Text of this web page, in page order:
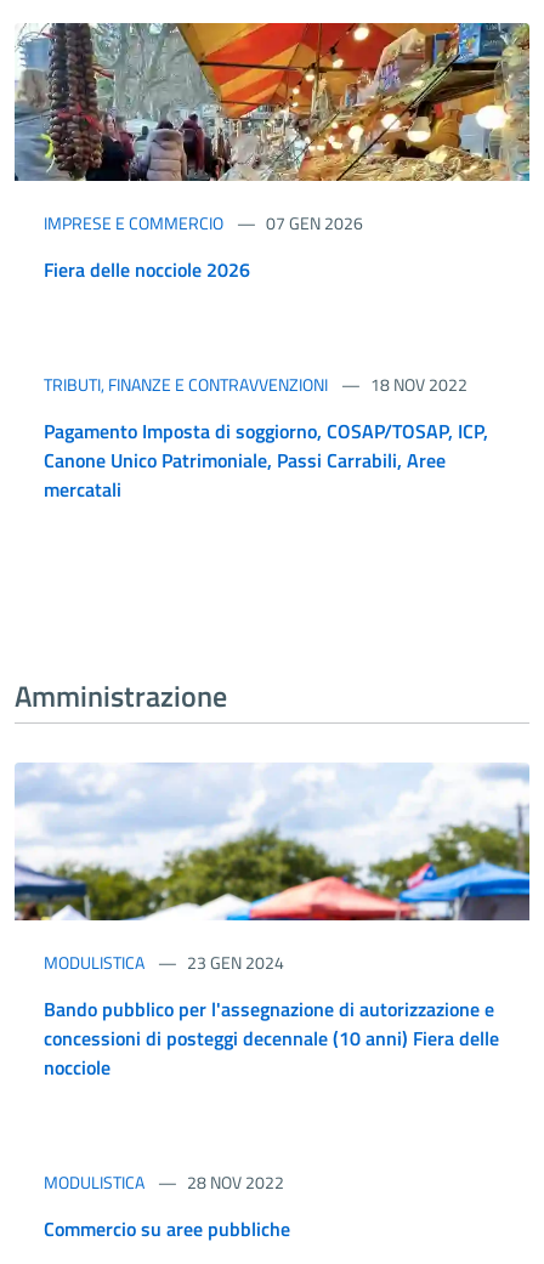
IMPRESE E COMMERCIO 07 GEN 2026
Fiera delle nocciole 2026
TRIBUTI, FINANZE E CONTRAVVENZIONI 18 NOV 2022
Pagamento Imposta di soggiorno, COSAP/TOSAP, ICP,
Canone Unico Patrimoniale, Passi Carrabili, Aree
mercatali
Amministrazione
MODULISTICA 23 GEN 2024
Bando pubblico per l'assegnazione di autorizzazione e
concessioni di posteggi decennale (10 anni) Fiera delle
nocciole
MODULISTICA 28 NOV 2022
Commercio su aree pubbliche